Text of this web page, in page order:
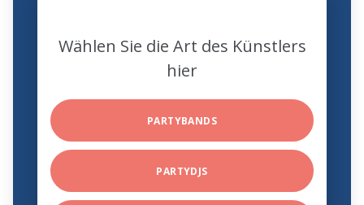
Wählen Sie die Art des Künstlers
hier
PARTYBANDS
PARTYDJS